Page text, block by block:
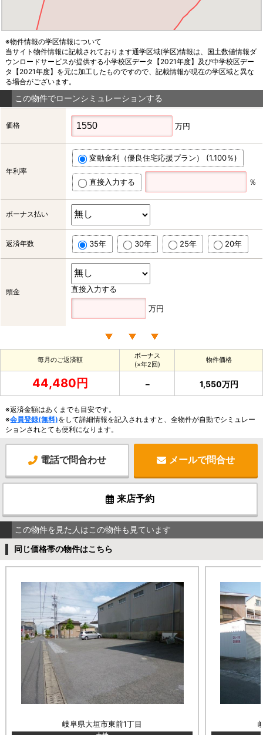
※物件情報の学区情報について
当サイト物件情報に記載されております通学区域(学区)情報は、国土数値情報ダ
ウンロードサービスが提供する小学校区データ【2021年度】及び中学校区デー
タ【2021年度】を元に加工したものですので、記載情報が現在の学区域と異な
る場合がございます。
この物件でローンシミュレーションする
価格 万円
年利率
変動金利（優良住宅応援プラン） (1.100％)
直接入力する ％
ボーナス払い
返済年数 35年 30年 25年 20年
頭金 直接入力する
万円
毎月のご返済額
ボーナス
(×年2回)
物件価格
44,480円 － 1,550万円
※返済金額はあくまでも目安です。
※会員登録(無料)をして詳細情報を記入されますと、全物件が自動でシミュレー
ションされとても便利になります。
電話で問合わせ メールで問合せ
来店予約
この物件を見た人はこの物件も見ています
同じ価格帯の物件はこちら
岐阜県大垣市東前1丁目